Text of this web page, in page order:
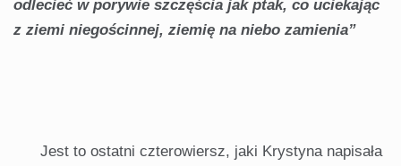
odlecieć w porywie szczęścia jak ptak, co uciekając
z ziemi niegościnnej, ziemię na niebo zamienia”
Jest to ostatni czterowiersz, jaki Krystyna napisała